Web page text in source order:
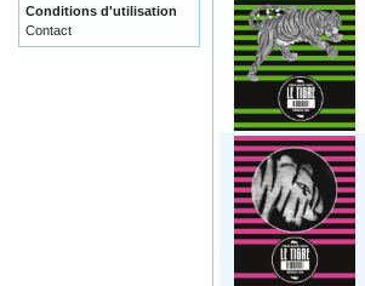
Conditions d'utilisation
Contact